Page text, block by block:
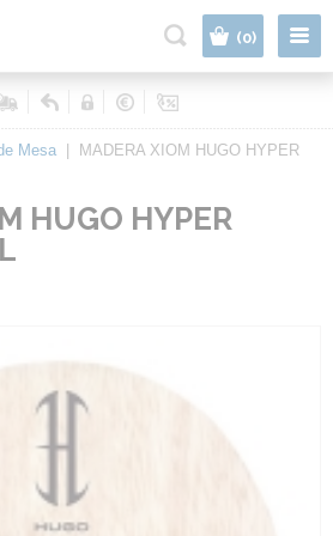
(0)
Mesa
MADERA XIOM HUGO HYPER
HUGO HYPER